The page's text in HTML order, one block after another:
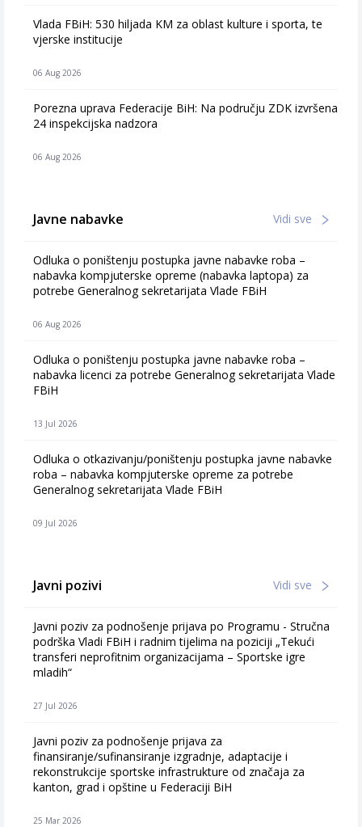
Vlada FBiH: 530 hiljada KM za oblast kulture i sporta, te
vjerske institucije
06 Aug 2026
Porezna uprava Federacije BiH: Na području ZDK izvršena
24 inspekcijska nadzora
06 Aug 2026
Javne nabavke Vidi sve
Odluka o poništenju postupka javne nabavke roba –
nabavka kompjuterske opreme (nabavka laptopa) za
potrebe Generalnog sekretarijata Vlade FBiH
06 Aug 2026
Odluka o poništenju postupka javne nabavke roba –
nabavka licenci za potrebe Generalnog sekretarijata Vlade
FBiH
13 Jul 2026
Odluka o otkazivanju/poništenju postupka javne nabavke
roba – nabavka kompjuterske opreme za potrebe
Generalnog sekretarijata Vlade FBiH
09 Jul 2026
Javni pozivi Vidi sve
Javni poziv za podnošenje prijava po Programu - Stručna
podrška Vladi FBiH i radnim tijelima na poziciji „Tekući
transferi neprofitnim organizacijama – Sportske igre
mladih“
27 Jul 2026
Javni poziv za podnošenje prijava za
finansiranje/sufinansiranje izgradnje, adaptacije i
rekonstrukcije sportske infrastrukture od značaja za
kanton, grad i opštine u Federaciji BiH
25 Mar 2026